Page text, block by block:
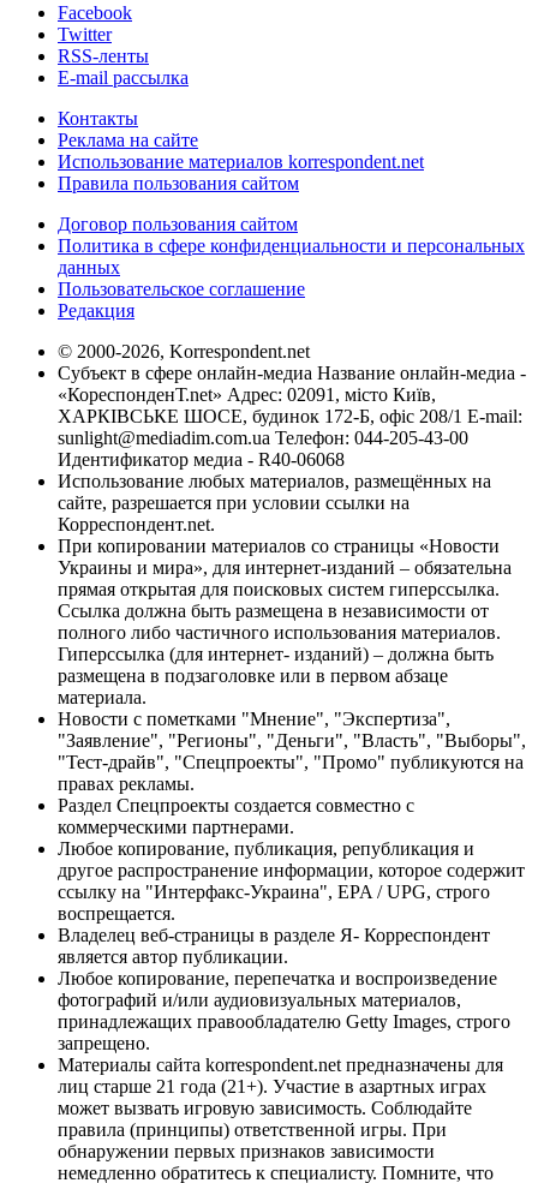
Facebook
Twitter
RSS-ленты
E-mail рассылка
Контакты
Реклама на сайте
Использование материалов korrespondent.net
Правила пользования сайтом
Договор пользования сайтом
Политика в сфере конфиденциальности и персональных
данных
Пользовательское соглашение
Редакция
© 2000-2026, Korrespondent.net
Субъект в сфере онлайн-медиа Название онлайн-медиа -
«КореспонденТ.net» Адрес: 02091, місто Київ,
ХАРКІВСЬКЕ ШОСЕ, будинок 172-Б, офіс 208/1 E-mail:
sunlight@mediadim.com.ua Телефон: 044-205-43-00
Идентификатор медиа - R40-06068
Использование любых материалов, размещённых на
сайте, разрешается при условии ссылки на
Корреспондент.net.
При копировании материалов со страницы «Новости
Украины и мира», для интернет-изданий – обязательна
прямая открытая для поисковых систем гиперссылка.
Ссылка должна быть размещена в независимости от
полного либо частичного использования материалов.
Гиперссылка (для интернет- изданий) – должна быть
размещена в подзаголовке или в первом абзаце
материала.
Новости с пометками "Мнение", "Экспертиза",
"Заявление", "Регионы", "Деньги", "Власть", "Выборы",
"Тест-драйв", "Спецпроекты", "Промо" публикуются на
правах рекламы.
Раздел Спецпроекты создается совместно с
коммерческими партнерами.
Любое копирование, публикация, републикация и
другое распространение информации, которое содержит
ссылку на "Интерфакс-Украина", EPA / UPG, строго
воспрещается.
Владелец веб-страницы в разделе Я- Корреспондент
является автор публикации.
Любое копирование, перепечатка и воспроизведение
фотографий и/или аудиовизуальных материалов,
принадлежащих правообладателю Getty Images, строго
запрещено.
Материалы сайта korrespondent.net предназначены для
лиц старше 21 года (21+). Участие в азартных играх
может вызвать игровую зависимость. Соблюдайте
правила (принципы) ответственной игры. При
обнаружении первых признаков зависимости
немедленно обратитесь к специалисту. Помните, что